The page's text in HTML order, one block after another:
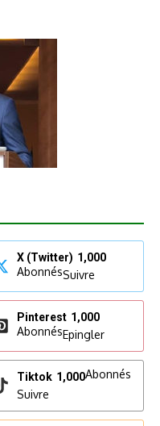
X (Twitter) 1,000
AbonnésSuivre
Pinterest 1,000
AbonnésEpingler
Tiktok 1,000Abonnés
Suivre